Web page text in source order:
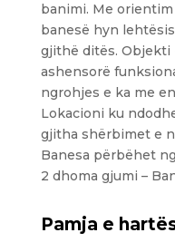
banimi. Me
banesë hyn
gjithë ditës. Objekti
ashensorë
ngrohjes e ka me
Lokacioni ku
gjitha shërbimet e
Banesa përbëhet
2 dhoma gjumi –
Pamja e